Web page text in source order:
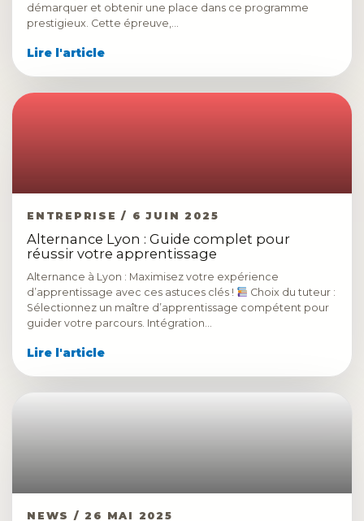
démarquer et obtenir une place dans ce programme
prestigieux. Cette épreuve,…
Lire l'article
ENTREPRISE / 6 JUIN 2025
Alternance Lyon : Guide complet pour
réussir votre apprentissage
Alternance à Lyon : Maximisez votre expérience
d’apprentissage avec ces astuces clés !
Choix du tuteur :
Sélectionnez un maître d’apprentissage compétent pour
guider votre parcours. Intégration…
Lire l'article
NEWS / 26 MAI 2025